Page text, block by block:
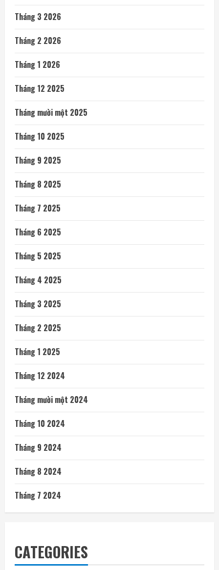
Tháng 3 2026
Tháng 2 2026
Tháng 1 2026
Tháng 12 2025
Tháng mười một 2025
Tháng 10 2025
Tháng 9 2025
Tháng 8 2025
Tháng 7 2025
Tháng 6 2025
Tháng 5 2025
Tháng 4 2025
Tháng 3 2025
Tháng 2 2025
Tháng 1 2025
Tháng 12 2024
Tháng mười một 2024
Tháng 10 2024
Tháng 9 2024
Tháng 8 2024
Tháng 7 2024
CATEGORIES